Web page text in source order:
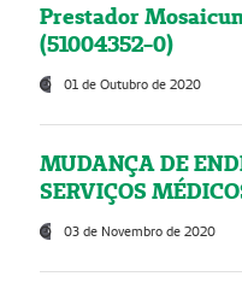
Prestador
(51004352-0)
01 de Outubro de 2020
MUDANÇA DE
SERVIÇOS
03 de Novembro de 2020